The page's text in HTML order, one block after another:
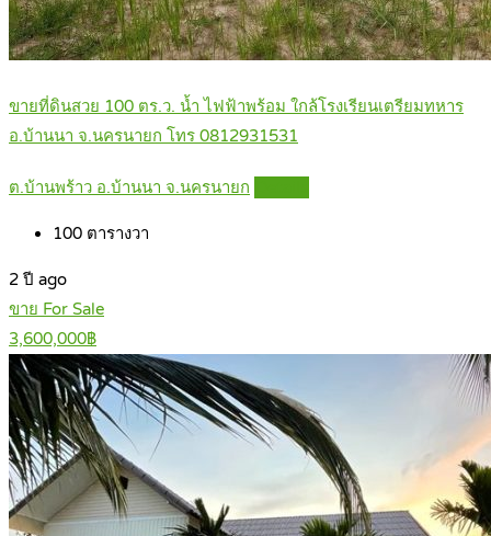
ขายที่ดินสวย 100 ตร.ว. น้ำ ไฟฟ้าพร้อม ใกล้โรงเรียนเตรียมทหาร
อ.บ้านนา จ.นครนายก โทร 0812931531
ต.บ้านพร้าว อ.บ้านนา จ.นครนายก
100 ตารางวา
2 ปี ago
ขาย For Sale
3,600,000฿